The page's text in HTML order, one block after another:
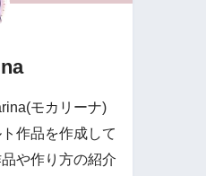
モカリーナ)
作品を作成して
や作り方の紹介